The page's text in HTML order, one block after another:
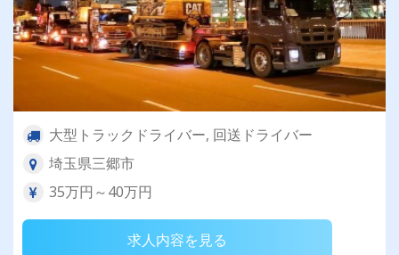
大型トラックドライバー, 回送ドライバー
埼玉県三郷市
35万円～40万円
求人内容を見る